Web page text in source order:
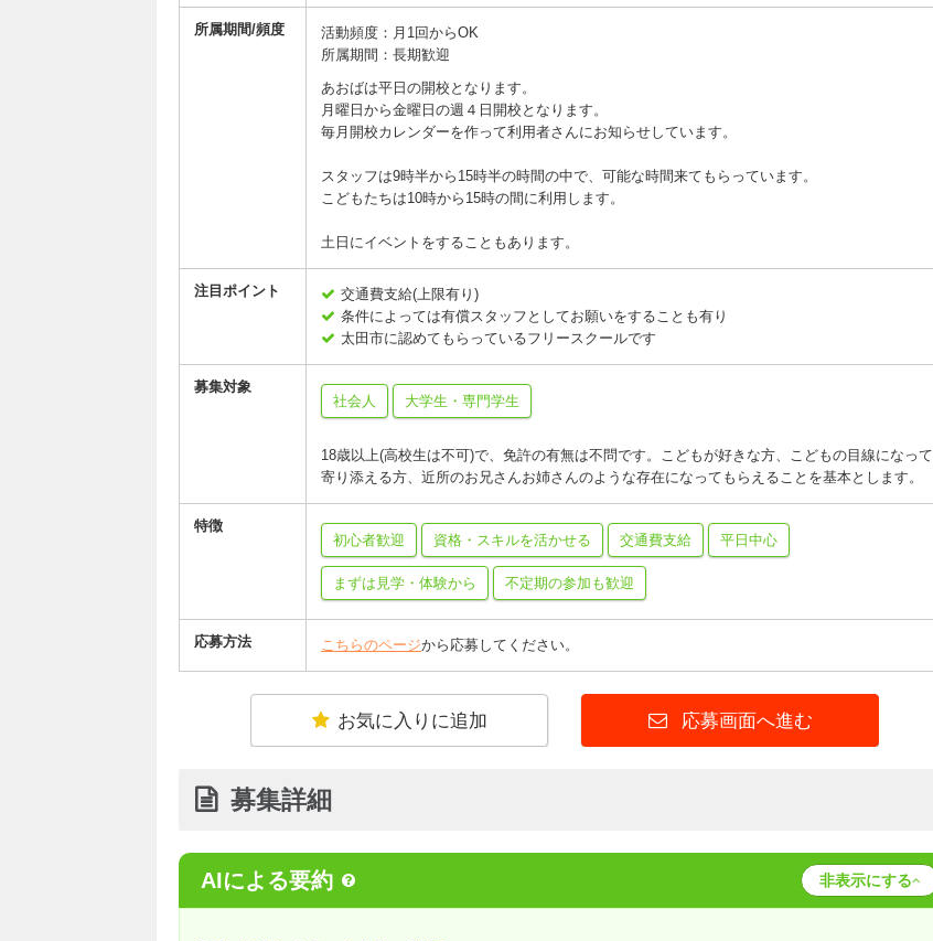
所属期間/頻度
活動頻度：月1回からOK
所属期間：長期歓迎
あおばは平日の開校となります。
月曜日から金曜日の週４日開校となります。
毎月開校カレンダーを作って利用者さんにお知らせしています。
スタッフは9時半から15時半の時間の中で、可能な時間来てもらっています。
こどもたちは10時から15時の間に利用します。
土日にイベントをすることもあります。
注目ポイント
交通費支給(上限有り)
条件によっては有償スタッフとしてお願いをすることも有り
太田市に認めてもらっているフリースクールです
募集対象
社会人
大学生・専門学生
18歳以上(高校生は不可)で、免許の有無は不問です。こどもが好きな方、こどもの目線になって
寄り添える方、近所のお兄さんお姉さんのような存在になってもらえることを基本とします。
特徴
初心者歓迎
資格・スキルを活かせる 交通費支給 平日中心
まずは見学・体験から 不定期の参加も歓迎
応募方法 こちらのページから応募してください。
応募画面へ進む
お気に入りに追加
募集詳細
AIによる要約 非表示にする